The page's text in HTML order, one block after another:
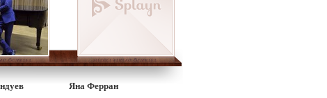
Яна Ферран